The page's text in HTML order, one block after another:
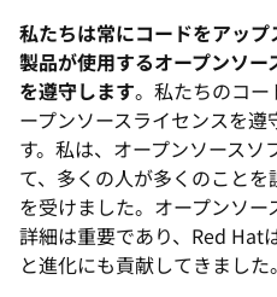
私たちは常にコードをアッ
製品が使用するオープンソー
を遵守します。私たちのコ
ープンソースライセンスを
す。私は、オープンソースソ
て、多くの人が多くのこと
を受けました。オープンソ
詳細は重要であり、Red Hat
と進化にも貢献してきました。